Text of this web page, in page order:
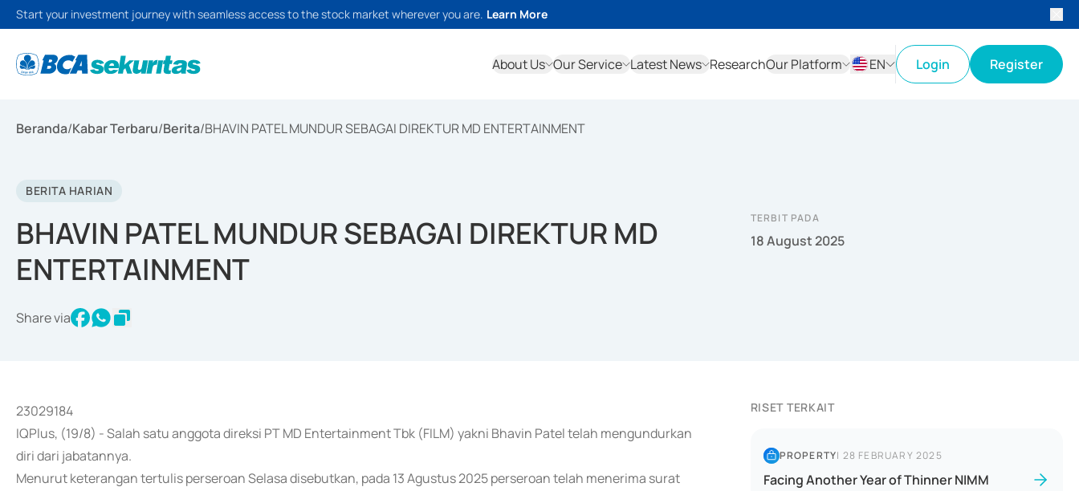
Start your investment journey with seamless access to the stock market wherever you are. Learn More
About Us Our Service Latest News ResearchOur Platform
EN
Login Register
Beranda/Kabar Terbaru/Berita/BHAVIN PATEL MUNDUR SEBAGAI DIREKTUR MD ENTERTAINMENT
BERITA HARIAN
BHAVIN PATEL MUNDUR SEBAGAI DIREKTUR MD
ENTERTAINMENT
Share via
TERBIT PADA
18 August 2025
23029184
IQPlus, (19/8) - Salah satu anggota direksi PT MD Entertainment Tbk (FILM) yakni Bhavin Patel telah mengundurkan
diri dari jabatannya.
Menurut keterangan tertulis perseroan Selasa disebutkan, pada 13 Agustus 2025 perseroan telah menerima surat
RISET TERKAIT
PROPERTY| 28 FEBRUARY 2025
Facing Another Year of Thinner NIMM